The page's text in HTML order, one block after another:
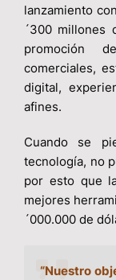
lanzamiento
´300 millones
promoción
comerciales,
digital,
afines.
Cuando se
tecnología, no
por esto que
mejores
´000.000 de
“Nuestro